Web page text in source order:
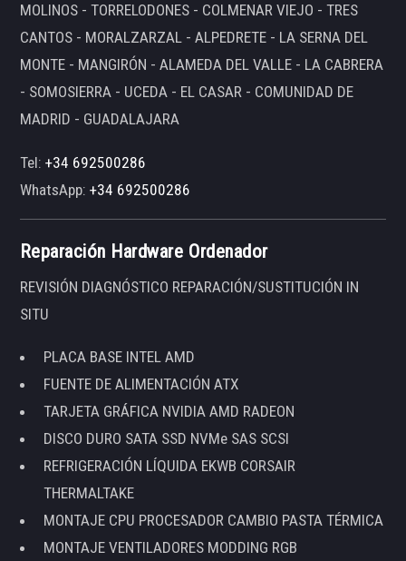
MOLINOS - TORRELODONES - COLMENAR VIEJO - TRES
CANTOS - MORALZARZAL - ALPEDRETE - LA SERNA DEL
MONTE - MANGIRÓN - ALAMEDA DEL VALLE - LA CABRERA
- SOMOSIERRA - UCEDA - EL CASAR - COMUNIDAD DE
MADRID - GUADALAJARA
Tel:+34 692500286
WhatsApp:+34 692500286
Reparación Hardware Ordenador
REVISIÓN DIAGNÓSTICO REPARACIÓN/SUSTITUCIÓN IN
SITU
PLACA BASE INTEL AMD
FUENTE DE ALIMENTACIÓN ATX
TARJETA GRÁFICA NVIDIA AMD RADEON
DISCO DURO SATA SSD NVMe SAS SCSI
REFRIGERACIÓN LÍQUIDA EKWB CORSAIR
THERMALTAKE
MONTAJE CPU PROCESADOR CAMBIO PASTA TÉRMICA
MONTAJE VENTILADORES MODDING RGB